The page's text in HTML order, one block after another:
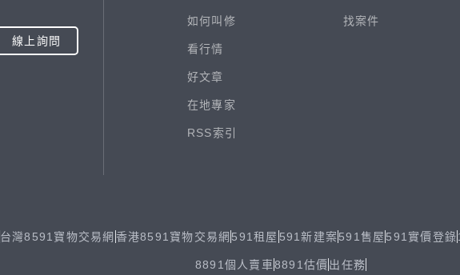
線上詢問
如何叫修
看行情
好文章
在地專家
RSS索引
找案件
台灣8591寶物交易網 香港8591寶物交易網 591租屋 591新建案591售屋 591實價登錄
8891個人賣車8891估價 出任務